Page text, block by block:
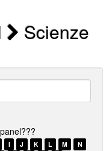
Scienze
I J K L M
N